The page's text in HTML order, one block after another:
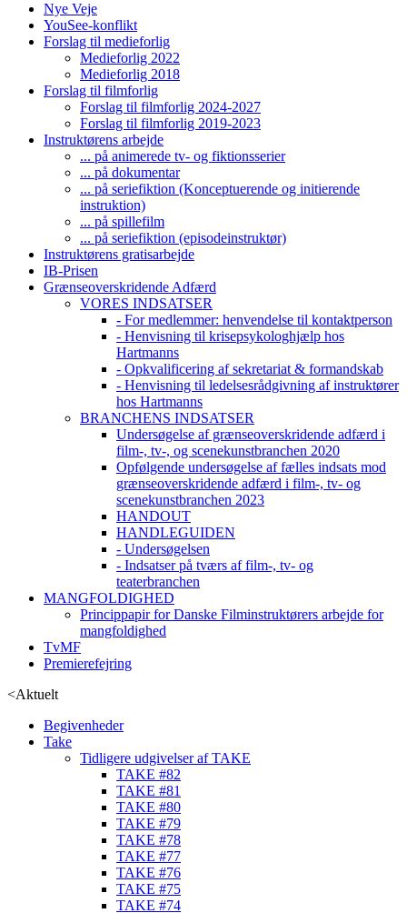
Nye Veje
YouSee-konflikt
Forslag til medieforlig
Medieforlig 2022
Medieforlig 2018
Forslag til filmforlig
Forslag til filmforlig 2024-2027
Forslag til filmforlig 2019-2023
Instruktørens arbejde
... på animerede tv- og fiktionsserier
... på dokumentar
... på seriefiktion (Konceptuerende og initierende
instruktion)
... på spillefilm
... på seriefiktion (episodeinstruktør)
Instruktørens gratisarbejde
IB-Prisen
Grænseoverskridende Adfærd
VORES INDSATSER
- For medlemmer: henvendelse til kontaktperson
- Henvisning til krisepsykologhjælp hos
Hartmanns
- Opkvalificering af sekretariat & formandskab
- Henvisning til ledelsesrådgivning af instruktører
hos Hartmanns
BRANCHENS INDSATSER
Undersøgelse af grænseoverskridende adfærd i
film-, tv-, og scenekunstbranchen 2020
Opfølgende undersøgelse af fælles indsats mod
grænseoverskridende adfærd i film-, tv- og
scenekunstbranchen 2023
HANDOUT
HANDLEGUIDEN
- Undersøgelsen
- Indsatser på tværs af film-, tv- og
teaterbranchen
MANGFOLDIGHED
Princippapir for Danske Filminstruktørers arbejde for
mangfoldighed
TvMF
Premierefejring
<Aktuelt
Begivenheder
Take
Tidligere udgivelser af TAKE
TAKE #82
TAKE #81
TAKE #80
TAKE #79
TAKE #78
TAKE #77
TAKE #76
TAKE #75
TAKE #74